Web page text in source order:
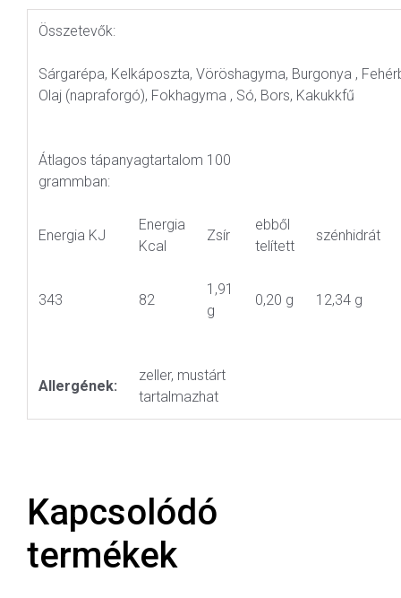
Összetevők:
Sárgarépa, Kelkáposzta, Vöröshagyma, Burgonya ,
Olaj (napraforgó), Fokhagyma , Só, Bors, Kakukkfű
Átlagos tápanyagtartalom 100
grammban:
Energia KJ
Energia
Kcal
Zsír
ebből
telített
szénhidrát
343 82
1,91
g
0,20 g 12,34 g
Allergének:
zeller, mustárt
tartalmazhat
Kapcsolódó
termékek